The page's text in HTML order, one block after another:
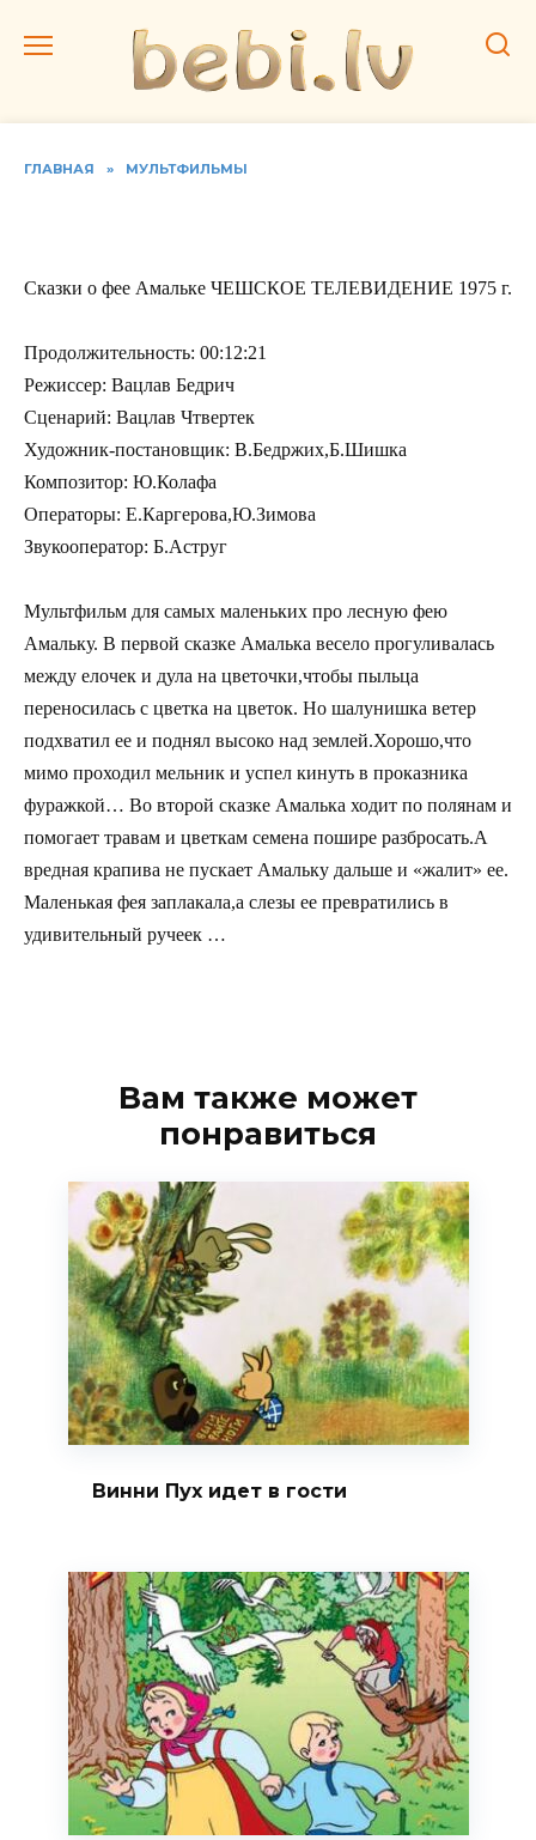
ГЛАВНАЯ » МУЛЬТФИЛЬМЫ
Сказки о фее Амальке ЧЕШСКОЕ ТЕЛЕВИДЕНИЕ 1975 г.
Продолжительность: 00:12:21
Режиссер: Вацлав Бедрич
Сценарий: Вацлав Чтвертек
Художник-постановщик: В.Бедржих,Б.Шишка
Композитор: Ю.Колафа
Операторы: Е.Каргерова,Ю.Зимова
Звукооператор: Б.Аструг
Мультфильм для самых маленьких про лесную фею
Амальку. В первой сказке Амалька весело прогуливалась
между елочек и дула на цветочки,чтобы пыльца
переносилась с цветка на цветок. Но шалунишка ветер
подхватил ее и поднял высоко над землей.Хорошо,что
мимо проходил мельник и успел кинуть в проказника
фуражкой… Во второй сказке Амалька ходит по полянам и
помогает травам и цветкам семена пошире разбросать.А
вредная крапива не пускает Амальку дальше и «жалит» ее.
Маленькая фея заплакала,а слезы ее превратились в
удивительный ручеек …
Вам также может
понравиться
Винни Пух идет в гости